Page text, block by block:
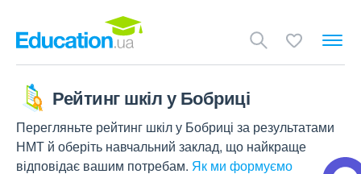
Рейтинг шкіл у Бобриці
Перегляньте рейтинг шкіл у Бобриці за результатами
НМТ й оберіть навчальний заклад, що найкраще
відповідає вашим потребам. Як ми формуємо